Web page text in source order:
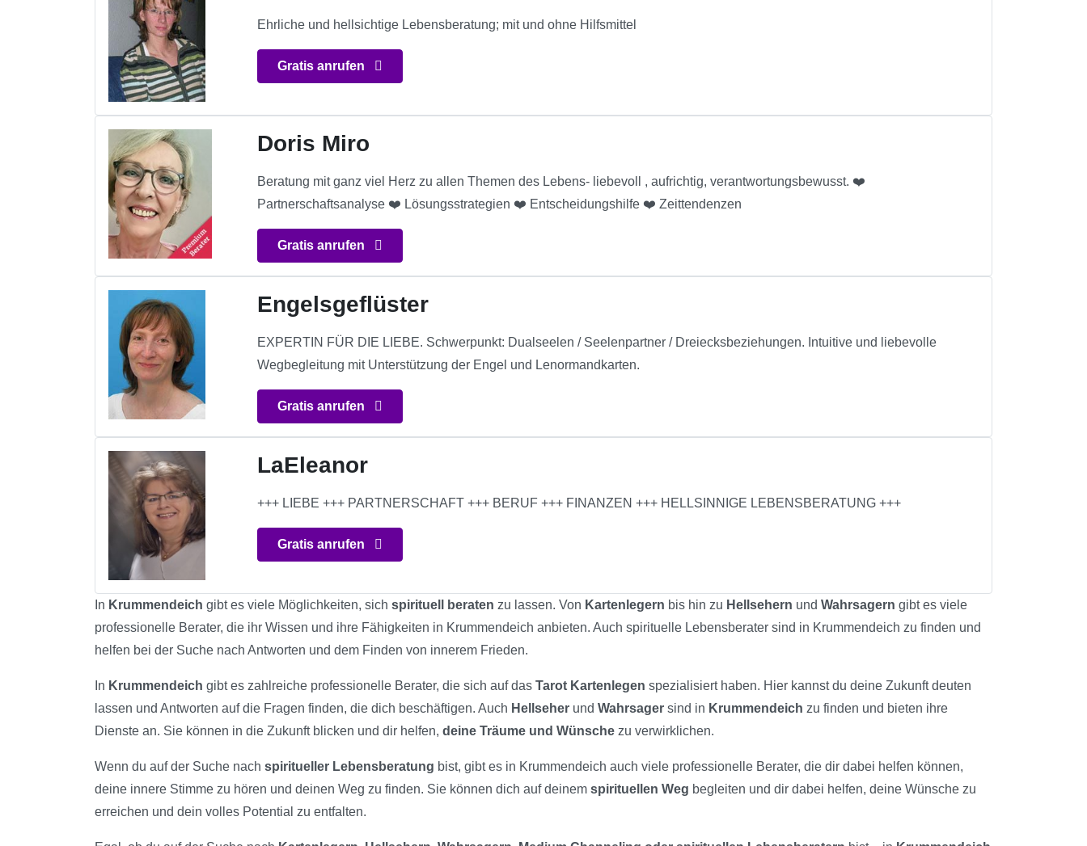
Ehrliche und hellsichtige Lebensberatung; mit und ohne Hilfsmittel
Gratis anrufen
Doris Miro
Beratung mit ganz viel Herz zu allen Themen des Lebens- liebevoll , aufrichtig, verantwortungsbewusst. ❤️
Partnerschaftsanalyse ❤️ Lösungsstrategien ❤️ Entscheidungshilfe ❤️ Zeittendenzen
Gratis anrufen
Engelsgeflüster
EXPERTIN FÜR DIE LIEBE. Schwerpunkt: Dualseelen / Seelenpartner / Dreiecksbeziehungen. Intuitive und liebevolle
Wegbegleitung mit Unterstützung der Engel und Lenormandkarten.
Gratis anrufen
LaEleanor
+++ LIEBE +++ PARTNERSCHAFT +++ BERUF +++ FINANZEN +++ HELLSINNIGE LEBENSBERATUNG +++
Gratis anrufen
In Krummendeich gibt es viele Möglichkeiten, sich spirituell beraten zu lassen. Von Kartenlegern bis hin zu Hellsehern und Wahrsagern gibt es viele
professionelle Berater, die ihr Wissen und ihre Fähigkeiten in Krummendeich anbieten. Auch spirituelle Lebensberater sind in Krummendeich zu finden und
helfen bei der Suche nach Antworten und dem Finden von innerem Frieden.
In Krummendeich gibt es zahlreiche professionelle Berater, die sich auf das Tarot Kartenlegen spezialisiert haben. Hier kannst du deine Zukunft deuten
lassen und Antworten auf die Fragen finden, die dich beschäftigen. Auch Hellseher und Wahrsager sind in Krummendeich zu finden und bieten ihre
Dienste an. Sie können in die Zukunft blicken und dir helfen, deine Träume und Wünsche zu verwirklichen.
Wenn du auf der Suche nach spiritueller Lebensberatung bist, gibt es in Krummendeich auch viele professionelle Berater, die dir dabei helfen können,
deine innere Stimme zu hören und deinen Weg zu finden. Sie können dich auf deinem spirituellen Weg begleiten und dir dabei helfen, deine Wünsche zu
erreichen und dein volles Potential zu entfalten.